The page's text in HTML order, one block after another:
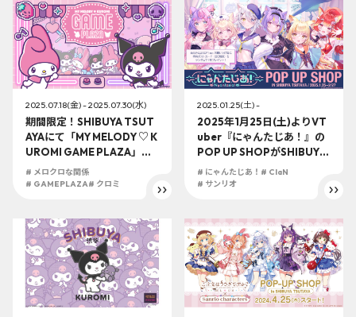
2025.07.18(金) - 2025.07.30(水)
期間限定！SHIBUYA TSUT
AYAにて「MY MELODY ♡ K
UROMI GAME PLAZA」を
開催
# メロクロな関係
# GAMEPLAZA# クロミ
2025.01.25(土) -
2025年1月25日(土)よりVT
uber『にゃんたじあ！』の
POP UP SHOPがSHIBUYA
TSUTAYA 6階IP書店で開催
決定！！ 〜にゃんたじあ！
場！？〜
# にゃんたじあ！ # ClaN
# サンリオ